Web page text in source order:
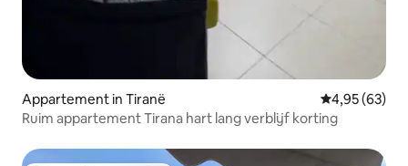
Appartement in Tiranë Gemiddelde
4,95 (63)
Ruim appartement Tirana hart lang verblijf korting